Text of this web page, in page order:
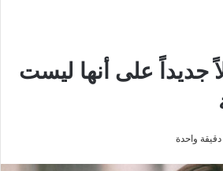
جديداً على أنها ليست
دقيقة واحدة